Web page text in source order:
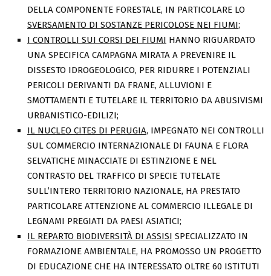
DELLA COMPONENTE FORESTALE, IN PARTICOLARE LO
SVERSAMENTO DI SOSTANZE PERICOLOSE NEI FIUMI;
I CONTROLLI SUI CORSI DEI FIUMI HANNO RIGUARDATO
UNA SPECIFICA CAMPAGNA MIRATA A PREVENIRE IL
DISSESTO IDROGEOLOGICO, PER RIDURRE I POTENZIALI
PERICOLI DERIVANTI DA FRANE, ALLUVIONI E
SMOTTAMENTI E TUTELARE IL TERRITORIO DA ABUSIVISMI
URBANISTICO-EDILIZI;
IL NUCLEO CITES DI PERUGIA, IMPEGNATO NEI CONTROLLI
SUL COMMERCIO INTERNAZIONALE DI FAUNA E FLORA
SELVATICHE MINACCIATE DI ESTINZIONE E NEL
CONTRASTO DEL TRAFFICO DI SPECIE TUTELATE
SULL’INTERO TERRITORIO NAZIONALE, HA PRESTATO
PARTICOLARE ATTENZIONE AL COMMERCIO ILLEGALE DI
LEGNAMI PREGIATI DA PAESI ASIATICI;
IL REPARTO BIODIVERSITÀ DI ASSISI SPECIALIZZATO IN
FORMAZIONE AMBIENTALE, HA PROMOSSO UN PROGETTO
DI EDUCAZIONE CHE HA INTERESSATO OLTRE 60 ISTITUTI